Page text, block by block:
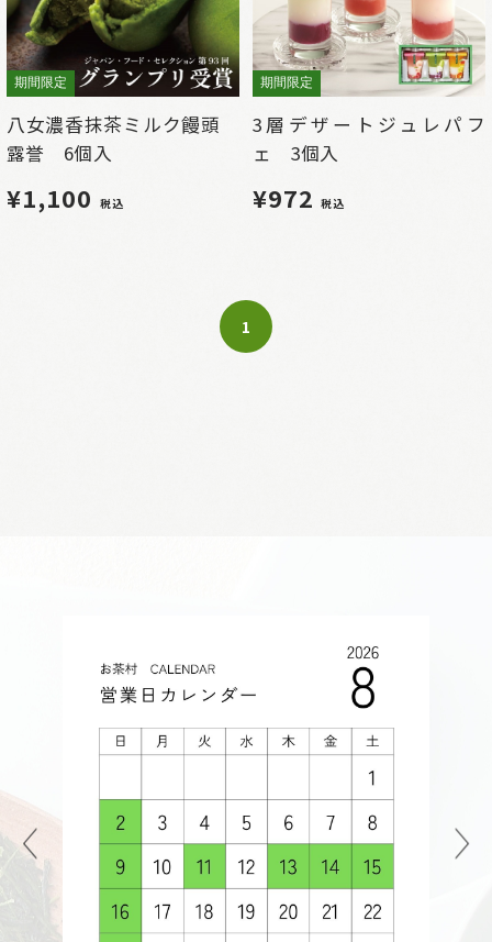
期間限定
八女濃香抹茶ミルク饅頭
露誉 6個入
¥1,100 税込
期間限定
3層デザートジュレパフ
ェ 3個入
¥972税込
1